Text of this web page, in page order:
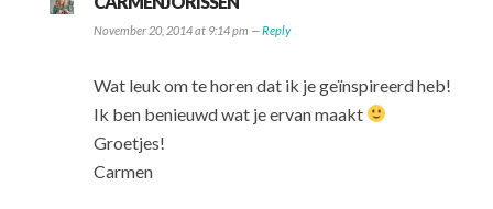
November 20, 2014 at 9:14 pm —Reply
Wat leuk om te horen dat ik je geïnspireerd heb!
Ik ben benieuwd wat je ervan maakt
Groetjes!
Carmen